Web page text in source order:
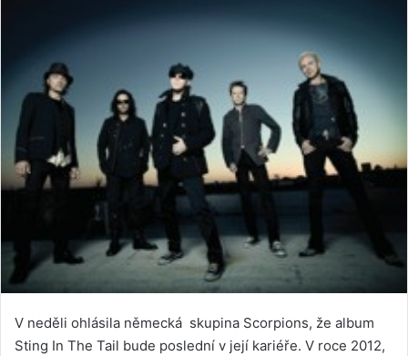
V neděli ohlásila německá skupina Scorpions, že album
Sting In The Tail bude poslední v její kariéře. V roce 2012,